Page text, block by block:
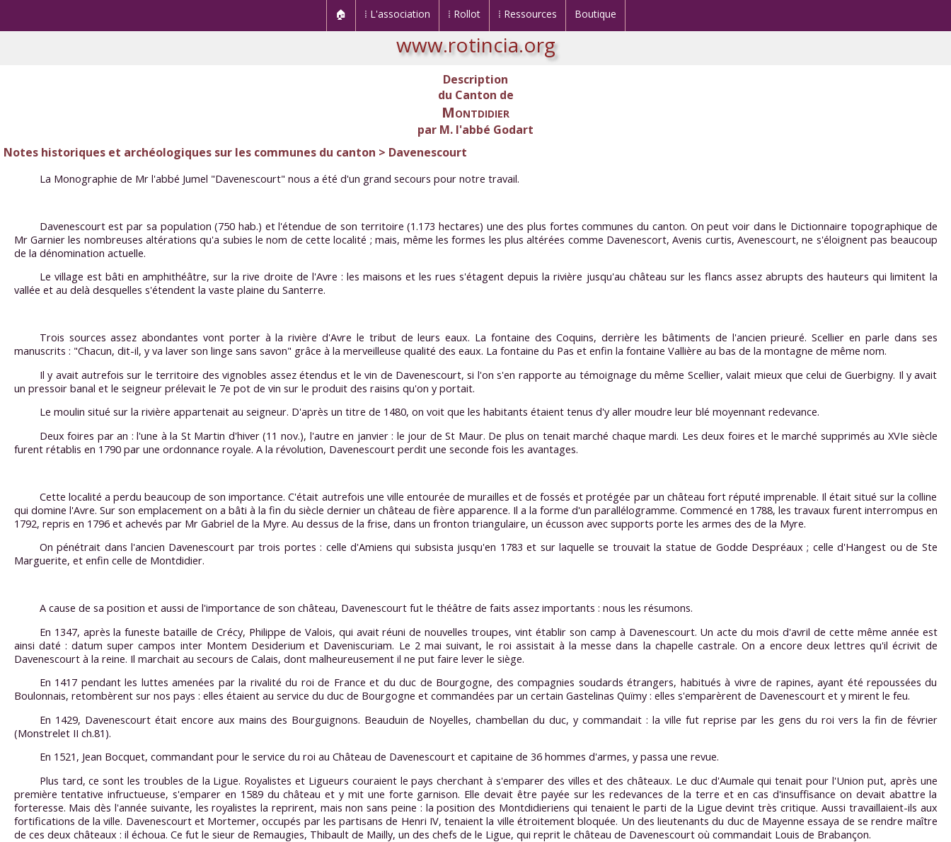
🏠 ⁞ L'association ⁞ Rollot ⁞ Ressources Boutique
www.rotincia.org
Description
du Canton de
Montdidier
par M. l'abbé Godart
Notes historiques et archéologiques sur les communes du canton > Davenescourt
La Monographie de Mr l'abbé Jumel "Davenescourt" nous a été d'un grand secours pour notre travail.
Davenescourt est par sa population (750 hab.) et l'étendue de son territoire (1.173 hectares) une des plus fortes communes du canton. On peut voir dans le Dictionnaire topographique de
Mr Garnier les nombreuses altérations qu'a subies le nom de cette localité ; mais, même les formes les plus altérées comme Davenescort, Avenis curtis, Avenescourt, ne s'éloignent pas beaucoup
de la dénomination actuelle.
Le village est bâti en amphithéâtre, sur la rive droite de l'Avre : les maisons et les rues s'étagent depuis la rivière jusqu'au château sur les flancs assez abrupts des hauteurs qui limitent la
vallée et au delà desquelles s'étendent la vaste plaine du Santerre.
Trois sources assez abondantes vont porter à la rivière d'Avre le tribut de leurs eaux. La fontaine des Coquins, derrière les bâtiments de l'ancien prieuré. Scellier en parle dans ses
manuscrits : "Chacun, dit-il, y va laver son linge sans savon" grâce à la merveilleuse qualité des eaux. La fontaine du Pas et enfin la fontaine Vallière au bas de la montagne de même nom.
Il y avait autrefois sur le territoire des vignobles assez étendus et le vin de Davenescourt, si l'on s'en rapporte au témoignage du même Scellier, valait mieux que celui de Guerbigny. Il y avait
un pressoir banal et le seigneur prélevait le 7e pot de vin sur le produit des raisins qu'on y portait.
Le moulin situé sur la rivière appartenait au seigneur. D'après un titre de 1480, on voit que les habitants étaient tenus d'y aller moudre leur blé moyennant redevance.
Deux foires par an : l'une à la St Martin d'hiver (11 nov.), l'autre en janvier : le jour de St Maur. De plus on tenait marché chaque mardi. Les deux foires et le marché supprimés au XVIe siècle
furent rétablis en 1790 par une ordonnance royale. A la révolution, Davenescourt perdit une seconde fois les avantages.
Cette localité a perdu beaucoup de son importance. C'était autrefois une ville entourée de murailles et de fossés et protégée par un château fort réputé imprenable. Il était situé sur la colline
qui domine l'Avre. Sur son emplacement on a bâti à la fin du siècle dernier un château de fière apparence. Il a la forme d'un parallélogramme. Commencé en 1788, les travaux furent interrompus en
1792, repris en 1796 et achevés par Mr Gabriel de la Myre. Au dessus de la frise, dans un fronton triangulaire, un écusson avec supports porte les armes des de la Myre.
On pénétrait dans l'ancien Davenescourt par trois portes : celle d'Amiens qui subsista jusqu'en 1783 et sur laquelle se trouvait la statue de Godde Despréaux ; celle d'Hangest ou de Ste
Marguerite, et enfin celle de Montdidier.
A cause de sa position et aussi de l'importance de son château, Davenescourt fut le théâtre de faits assez importants : nous les résumons.
En 1347, après la funeste bataille de Crécy, Philippe de Valois, qui avait réuni de nouvelles troupes, vint établir son camp à Davenescourt. Un acte du mois d'avril de cette même année est
ainsi daté : datum super campos inter Montem Desiderium et Daveniscuriam. Le 2 mai suivant, le roi assistait à la messe dans la chapelle castrale. On a encore deux lettres qu'il écrivit de
Davenescourt à la reine. Il marchait au secours de Calais, dont malheureusement il ne put faire lever le siège.
En 1417 pendant les luttes amenées par la rivalité du roi de France et du duc de Bourgogne, des compagnies soudards étrangers, habitués à vivre de rapines, ayant été repoussées du
Boulonnais, retombèrent sur nos pays : elles étaient au service du duc de Bourgogne et commandées par un certain Gastelinas Quïmy : elles s'emparèrent de Davenescourt et y mirent le feu.
En 1429, Davenescourt était encore aux mains des Bourguignons. Beauduin de Noyelles, chambellan du duc, y commandait : la ville fut reprise par les gens du roi vers la fin de février
(Monstrelet II ch.81).
En 1521, Jean Bocquet, commandant pour le service du roi au Château de Davenescourt et capitaine de 36 hommes d'armes, y passa une revue.
Plus tard, ce sont les troubles de la Ligue. Royalistes et Ligueurs couraient le pays cherchant à s'emparer des villes et des châteaux. Le duc d'Aumale qui tenait pour l'Union put, après une
première tentative infructueuse, s'emparer en 1589 du château et y mit une forte garnison. Elle devait être payée sur les redevances de la terre et en cas d'insuffisance on devait abattre la
forteresse. Mais dès l'année suivante, les royalistes la reprirent, mais non sans peine : la position des Montdidieriens qui tenaient le parti de la Ligue devint très critique. Aussi travaillaient-ils aux
fortifications de la ville. Davenescourt et Mortemer, occupés par les partisans de Henri IV, tenaient la ville étroitement bloquée. Un des lieutenants du duc de Mayenne essaya de se rendre maître
de ces deux châteaux : il échoua. Ce fut le sieur de Remaugies, Thibault de Mailly, un des chefs de le Ligue, qui reprit le château de Davenescourt où commandait Louis de Brabançon.